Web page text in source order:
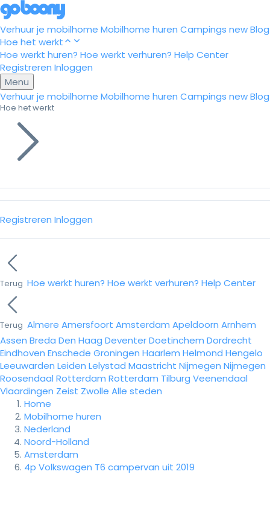
Verhuur je mobilhome Mobilhome huren Campings newBlog
Hoe het werkt
Hoe werkt huren? Hoe werkt verhuren? Help Center
Registreren Inloggen
Menu
Verhuur je mobilhome Mobilhome huren Campings newBlog
Hoe het werkt
Registreren Inloggen
Terug Hoe werkt huren? Hoe werkt verhuren? Help Center
Terug Almere Amersfoort Amsterdam Apeldoorn Arnhem
Assen Breda Den Haag DeventerDoetinchem Dordrecht
Eindhoven Enschede Groningen Haarlem Helmond Hengelo
Leeuwarden Leiden Lelystad Maastricht Nijmegen Nijmegen
Roosendaal Rotterdam Rotterdam Tilburg Veenendaal
Vlaardingen Zeist Zwolle Alle steden
Home
Mobilhome huren
Nederland
Noord-Holland
Amsterdam
4p Volkswagen T6 campervan uit 2019